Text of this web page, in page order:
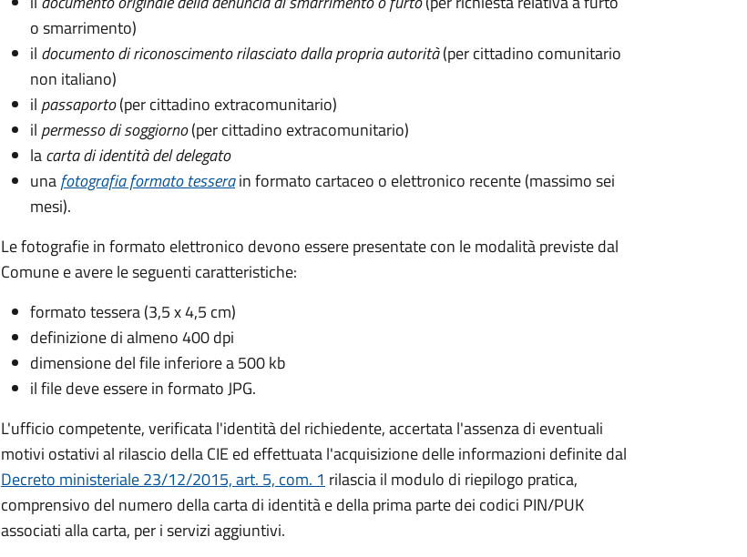
o smarrimento)
il documento di riconoscimento rilasciato dalla propria autorità(per cittadino comunitario
non italiano)
il passaporto(per cittadino extracomunitario)
il permesso di soggiorno(per cittadino extracomunitario)
lacarta di identità del delegato
unafotografia formato tesserain formato cartaceo o elettronico recente (massimo sei
mesi).
Le fotografie in formato elettronico devono essere presentate con le modalità previste dal
Comune e avere le seguenti caratteristiche:
formato tessera (3,5 x 4,5 cm)
definizione di almeno 400 dpi
dimensione del file inferiore a 500 kb
il file deve essere in formato JPG.
L'ufficio competente, verificata l'identità del richiedente, accertata l'assenza di eventuali
motivi ostativi al rilascio della CIE ed effettuata l'acquisizione delle informazioni definite dal
Decreto ministeriale 23/12/2015, art. 5, com. 1 rilascia il modulo di riepilogo pratica,
comprensivo del numero della carta di identità e della prima parte dei codici PIN/PUK
associati alla carta, per i servizi aggiuntivi.